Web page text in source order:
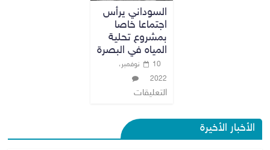
السوداني يرأس
اجتماعا خاصا
بمشروع تحلية
المياه في البصرة
10 نوفمبر،
2022
التعليقات
الأخبار الأخيرة